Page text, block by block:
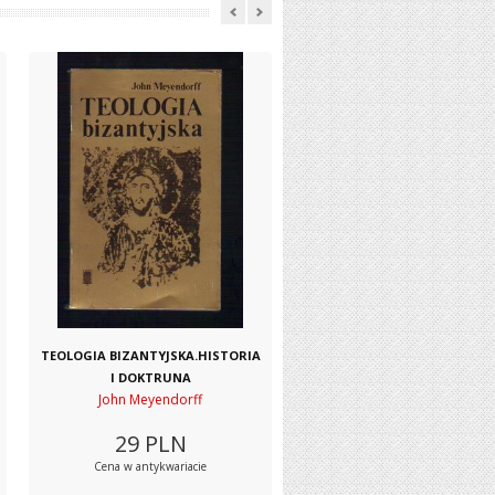
TEOLOGIA BIZANTYJSKA.HISTORIA
I DOKTRUNA
John Meyendorff
29 PLN
Cena w antykwariacie